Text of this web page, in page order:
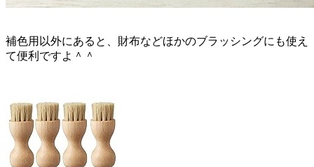
補色用以外にあると、財布などほかのブラッシングにも使え
て便利ですよ＾＾